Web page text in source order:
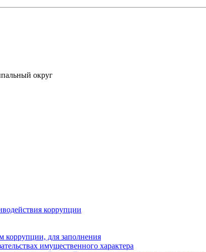
округ
коррупции
коррупции, для заполнения
имущественного характера